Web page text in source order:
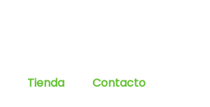
Tienda Contacto